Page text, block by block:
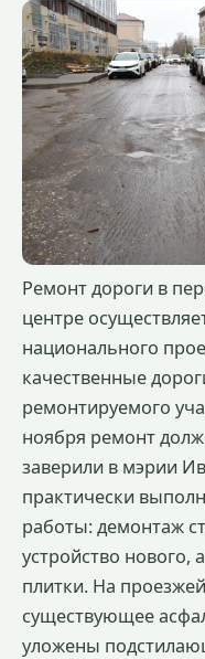
Ремонт дороги в
центре
национального
качественные
ремонтируемого
ноября ремонт
заверили в мэрии
практически
работы: демонтаж
устройство нового,
плитки. На
существующее
уложены